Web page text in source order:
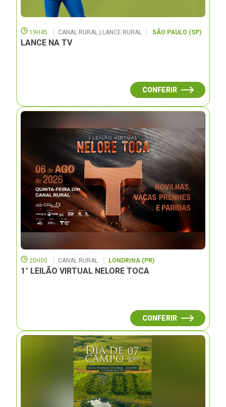
19H45 CANAL RURAL | LANCE RURAL SÃO PAULO (SP)
LANCE NA TV
CONFERIR
20H00 CANAL RURAL LONDRINA (PR)
1° LEILÃO VIRTUAL NELORE TOCA
CONFERIR